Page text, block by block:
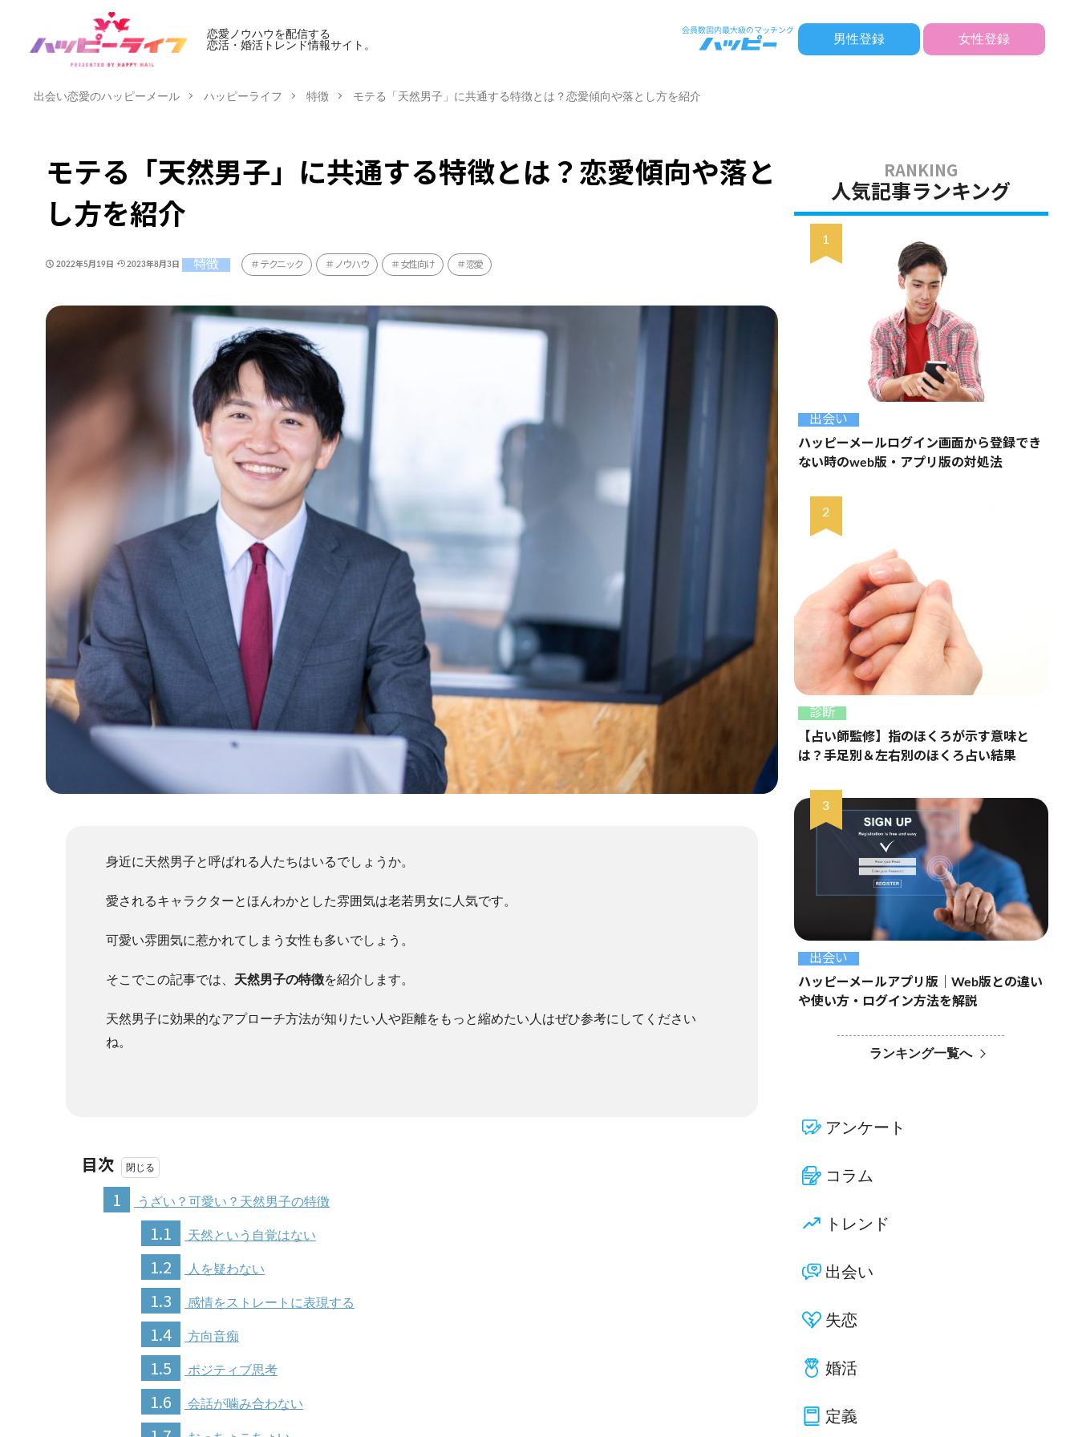
恋愛ノウハウを配信する
恋活・婚活トレンド情報サイト。
男性登録 女性登録
出会い恋愛のハッピーメール ハッピーライフ 特徴 モテる「天然男子」に共通する特徴とは？恋愛傾向や落とし方を紹介
モテる「天然男子」に共通する特徴とは？恋愛傾向や落と
し方を紹介
2022年5月19日 2023年8月3日 特徴 テクニック ノウハウ 女性向け 恋愛
身近に天然男子と呼ばれる人たちはいるでしょうか。
愛されるキャラクターとほんわかとした雰囲気は老若男女に人気です。
可愛い雰囲気に惹かれてしまう女性も多いでしょう。
そこでこの記事では、 天然男子の特徴を紹介します。
天然男子に効果的なアプローチ方法が知りたい人や距離をもっと縮めたい人はぜひ参考にしてください
ね。
目次
1
うざい？可愛い？天然男子の特徴
1.1 天然という自覚はない
1.2 人を疑わない
1.3 感情をストレートに表現する
1.4 方向音痴
1.5 ポジティブ思考
1.6 会話が噛み合わない
人気記事ランキング
出会い
ハッピーメールログイン画面から登録でき
ない時のweb版・アプリ版の対処法
診断
【占い師監修】指のほくろが示す意味と
は？手足別＆左右別のほくろ占い結果
出会い
ハッピーメールアプリ版｜Web版との違い
や使い方・ログイン方法を解説
ランキング一覧へ
アンケート
コラム
トレンド
出会い
失恋
婚活
定義